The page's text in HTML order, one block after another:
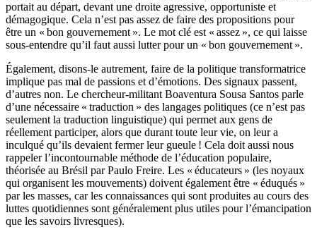
portait au départ, devant une droite agressive, opportuniste et
démagogique. Cela n’est pas assez de faire des propositions pour
être un « bon gouvernement ». Le mot clé est « assez », ce qui laisse
sous-entendre qu’il faut aussi lutter pour un « bon gouvernement ».
Également, disons-le autrement, faire de la politique transformatrice
implique pas mal de passions et d’émotions. Des signaux passent,
d’autres non. Le chercheur-militant Boaventura Sousa Santos parle
d’une nécessaire « traduction » des langages politiques (ce n’est pas
seulement la traduction linguistique) qui permet aux gens de
réellement participer, alors que durant toute leur vie, on leur a
inculqué qu’ils devaient fermer leur gueule ! Cela doit aussi nous
rappeler l’incontournable méthode de l’éducation populaire,
théorisée au Brésil par Paulo Freire. Les « éducateurs » (les noyaux
qui organisent les mouvements) doivent également être « éduqués »
par les masses, car les connaissances qui sont produites au cours des
luttes quotidiennes sont généralement plus utiles pour l’émancipation
que les savoirs livresques).